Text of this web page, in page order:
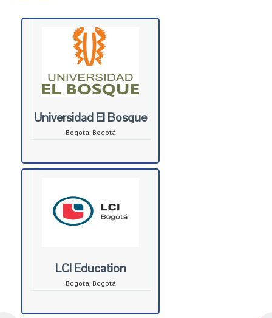
Universidad El Bosque
Bogota, Bogotá
LCI Education
Bogota, Bogotá